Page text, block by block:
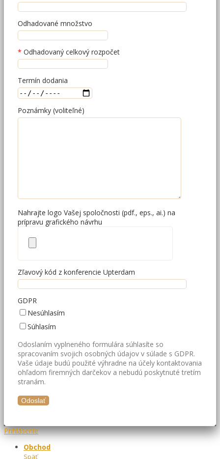
Odhadované množstvo
Odhadovaný celkový rozpočet
Termín dodania
Poznámky (voliteľné)
Nahrajte logo Vašej spoločnosti (pdf., eps., ai.) na
prípravu grafického návrhu
Zľavový kód z konferencie Upterdam
GDPR
Nesúhlasím
Súhlasím
Odoslaním vyplneného formulára súhlasíte so
spracovaním svojich osobných údajov v súlade s GDPR.
Vaše údaje budú použité výhradne na účely kontaktovania
ohľadom firemných darčekov a nebudú poskytnuté tretím
stranám.
Prihlásenie
Obchod
Späť